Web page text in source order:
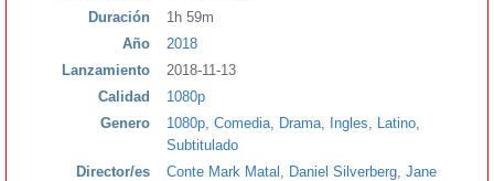
Duración
1h 59m
Año
2018
Lanzamiento
2018-11-13
Calidad
1080p
Genero
1080p Comedia Drama Ingles Latino
Subtitulado
Director/es
Conte Mark Matal Daniel Silverberg Jane